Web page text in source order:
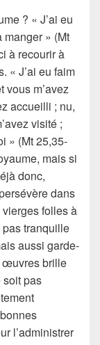
? « J’ai eu
manger » (Mt
à recourir à
« J’ai eu faim
vous m’avez
accueilli ; nu,
visité ;
» (Mt 25,35-
mais si
donc,
dans
vierges folles à
pas tranquille
aussi garde-
œuvres brille
soit pas
l’administrer